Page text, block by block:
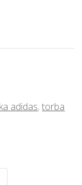
adidas,torba